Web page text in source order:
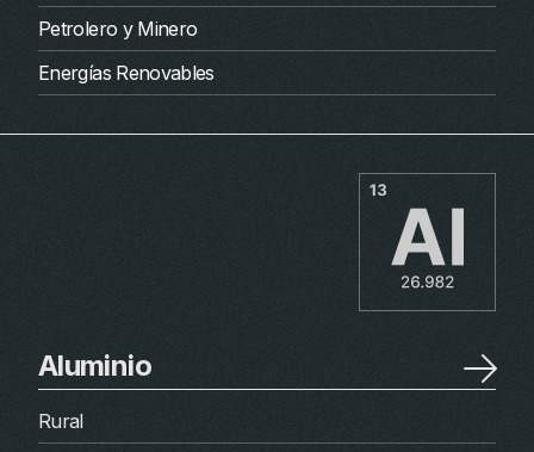
Petrolero y Minero
Energías Renovables
Aluminio
Rural